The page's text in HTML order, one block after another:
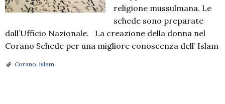
religione mussulmana. Le
schede sono preparate
dall’Ufficio Nazionale. La creazione della donna nel
Corano Schede per una migliore conoscenza dell’ Islam
Corano, islam